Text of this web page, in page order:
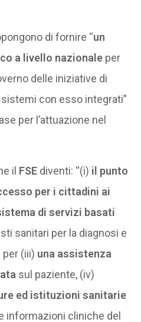
di fornire “un
a livello nazionaleper
delle iniziative di
con esso integrati”
per l’attuazione nel
il FSEdiventi: “(i) il punto
per i cittadini ai
di servizi basati
sanitari per la diagnosi e
(iii) una assistenza
sul paziente, (iv)
ed istituzioni sanitarie
informazioni cliniche del